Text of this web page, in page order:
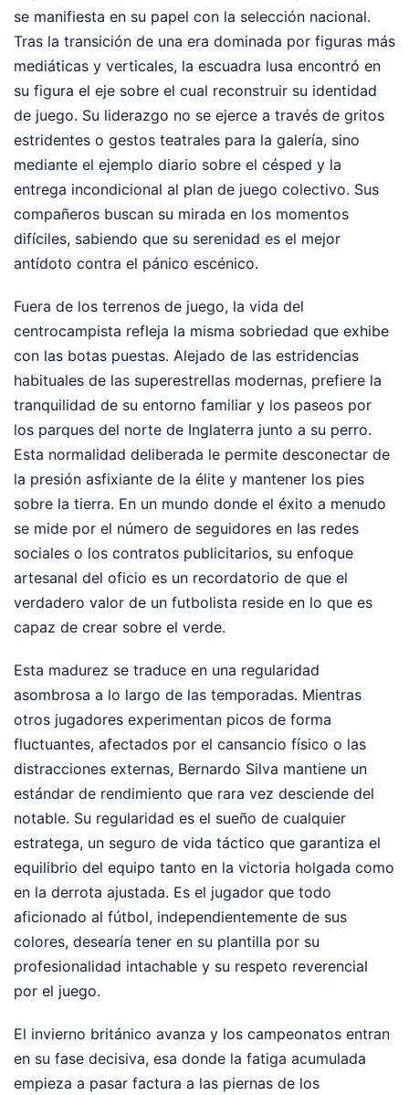
se manifiesta en su papel con la selección nacional.
Tras la transición de una era dominada por figuras más
mediáticas y verticales, la escuadra lusa encontró en
su figura el eje sobre el cual reconstruir su identidad
de juego. Su liderazgo no se ejerce a través de gritos
estridentes o gestos teatrales para la galería, sino
mediante el ejemplo diario sobre el césped y la
entrega incondicional al plan de juego colectivo. Sus
compañeros buscan su mirada en los momentos
difíciles, sabiendo que su serenidad es el mejor
antídoto contra el pánico escénico.
Fuera de los terrenos de juego, la vida del
centrocampista refleja la misma sobriedad que exhibe
con las botas puestas. Alejado de las estridencias
habituales de las superestrellas modernas, prefiere la
tranquilidad de su entorno familiar y los paseos por
los parques del norte de Inglaterra junto a su perro.
Esta normalidad deliberada le permite desconectar de
la presión asfixiante de la élite y mantener los pies
sobre la tierra. En un mundo donde el éxito a menudo
se mide por el número de seguidores en las redes
sociales o los contratos publicitarios, su enfoque
artesanal del oficio es un recordatorio de que el
verdadero valor de un futbolista reside en lo que es
capaz de crear sobre el verde.
Esta madurez se traduce en una regularidad
asombrosa a lo largo de las temporadas. Mientras
otros jugadores experimentan picos de forma
fluctuantes, afectados por el cansancio físico o las
distracciones externas, Bernardo Silva mantiene un
estándar de rendimiento que rara vez desciende del
notable. Su regularidad es el sueño de cualquier
estratega, un seguro de vida táctico que garantiza el
equilibrio del equipo tanto en la victoria holgada como
en la derrota ajustada. Es el jugador que todo
aficionado al fútbol, independientemente de sus
colores, desearía tener en su plantilla por su
profesionalidad intachable y su respeto reverencial
por el juego.
El invierno británico avanza y los campeonatos entran
en su fase decisiva, esa donde la fatiga acumulada
empieza a pasar factura a las piernas de los